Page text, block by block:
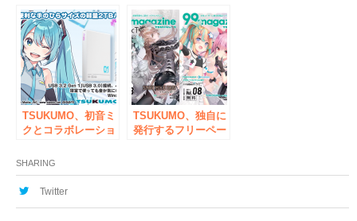
入で最大5000ポイン
ト進呈のキャンペー
ンを開催
社製パソコン周辺機
器6商品を2020年7月
1日(水)より予約開始
TSUKUMO、初音ミ
クとコラボレーショ
データ機器社製ポー
タブルハードディス
クを販売
TSUKUMO、独自に
発行するフリーペー
配布を開始
SHARING
Twitter